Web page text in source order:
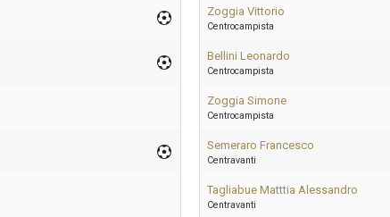
Zoggia Vittorio
Centrocampista
Bellini Leonardo
Centrocampista
Zoggia Simone
Centrocampista
Semeraro Francesco
Centravanti
Tagliabue Matttia Alessandro
Centravanti